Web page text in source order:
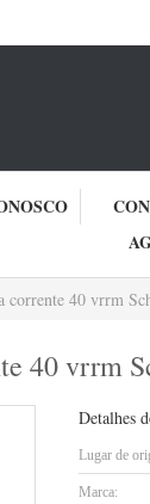
corrente 40 vrrm
40 vrrm
Detalhes
Lugar de
Marca: